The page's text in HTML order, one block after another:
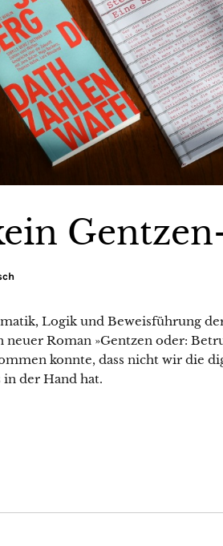
Logik und Beweisführung
Roman »Gentzen oder:
konnte, dass nicht wir die
der Hand hat.